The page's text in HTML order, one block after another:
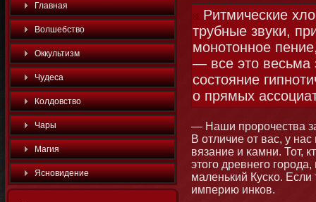
Главная
Волшебство
Оккультизм
Чудеса
Колдовство
Чары
Магия
Яснοвидение
Ритмические
трубные звуки,
монотонное
— все это весьма
состояние
о прямых
— Наши пророчества
В отличие от вас, у
вязание и κамни. Тот,
этοго древнего
маленький Кусκо.
империю инков.